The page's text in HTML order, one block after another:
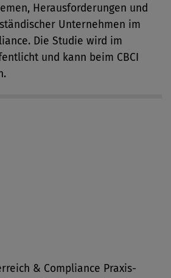
Herausforderungen und
Unternehmen im
Die Studie wird im
und kann beim CBCI
& Compliance Praxis-